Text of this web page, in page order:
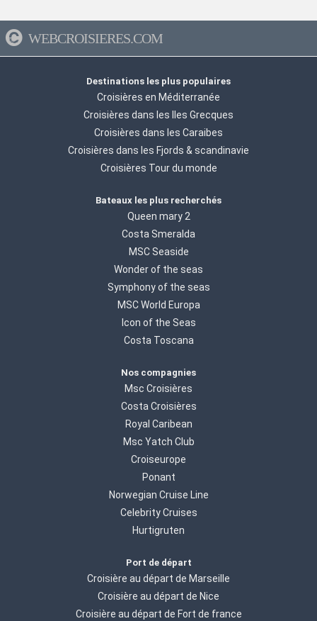
WEBCROISIERES.COM
Destinations les plus populaires
Croisières en Méditerranée
Croisières dans les Iles Grecques
Croisières dans les Caraibes
Croisières dans les Fjords & scandinavie
Croisières Tour du monde
Bateaux les plus recherchés
Queen mary 2
Costa Smeralda
MSC Seaside
Wonder of the seas
Symphony of the seas
MSC World Europa
Icon of the Seas
Costa Toscana
Nos compagnies
Msc Croisières
Costa Croisières
Royal Caribean
Msc Yatch Club
Croiseurope
Ponant
Norwegian Cruise Line
Celebrity Cruises
Hurtigruten
Port de départ
Croisière au départ de Marseille
Croisière au départ de Nice
Croisière au départ de Fort de france